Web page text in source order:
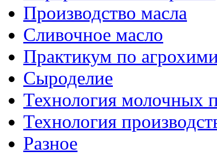
Производство масла
Сливочное масло
Практикум по
Сыроделие
Технология молочных
Технология
Разное